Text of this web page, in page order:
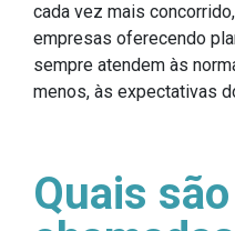
cada vez mais
empresas oferecendo
sempre atendem às
menos, às expectativas
Quais